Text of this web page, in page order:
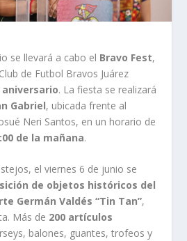
se llevará a cabo el Bravo Fest,
de Futbol Bravos Juárez
. La fiesta se realizará
Gabriel, ubicada frente al
Neri Santos, en un horario de
de la mañana.
el viernes 6 de junio se
de objetos históricos del
Germán Valdés “Tin Tan”,
Más de 200 artículos
balones, guantes, trofeos y